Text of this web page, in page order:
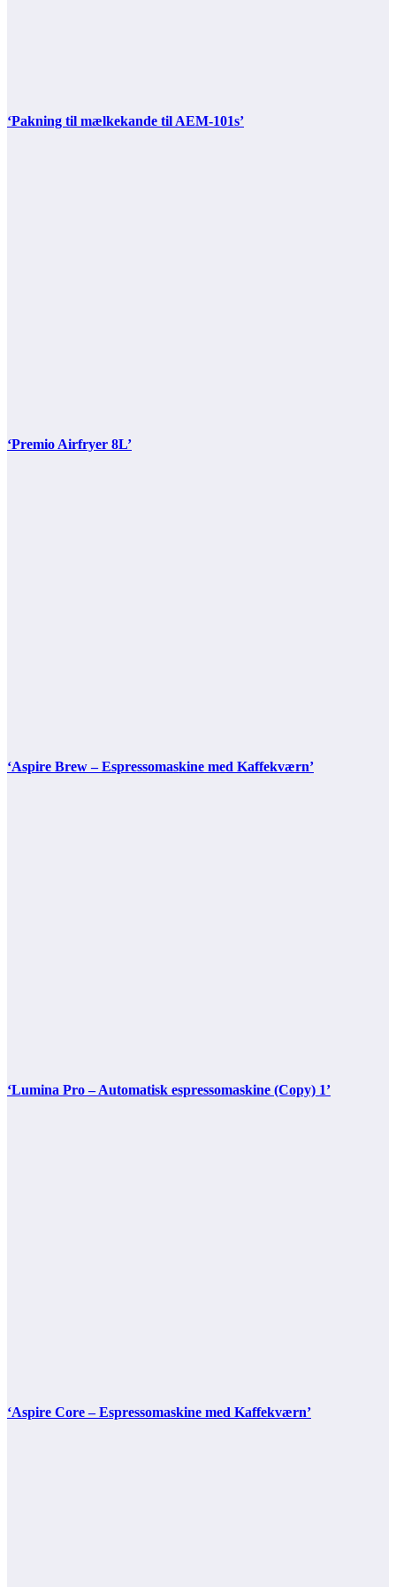
‘Pakning til mælkekande til AEM-101s’
‘Premio Airfryer 8L’
‘Aspire Brew – Espressomaskine med Kaffekværn’
‘Lumina Pro – Automatisk espressomaskine (Copy) 1’
‘Aspire Core – Espressomaskine med Kaffekværn’